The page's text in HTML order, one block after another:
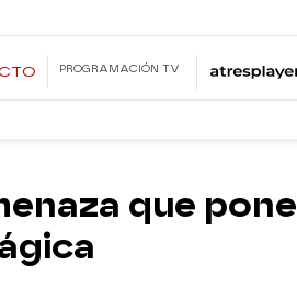
PROGRAMACIÓN TV
que pone